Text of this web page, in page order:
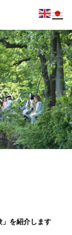
さん！
」を紹介します